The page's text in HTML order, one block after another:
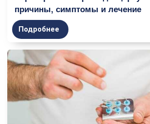
причины, симптомы и лечение
Подробнее